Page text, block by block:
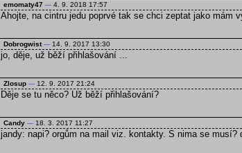
emomaty47 --- 4. 9. 2018 17:57
Ahojte, na cintru jedu poprvé tak se chci zeptat jako mám
Dobrogwist --- 14. 9. 2017 13:30
jo, děje, už běží přihlašování ...
Zlosup --- 12. 9. 2017 21:24
Děje se tu něco? Už běží přihlašování?
Candy --- 18. 3. 2017 11:27
jandy: napi? orgům na mail viz. kontakty. S nima se musí?